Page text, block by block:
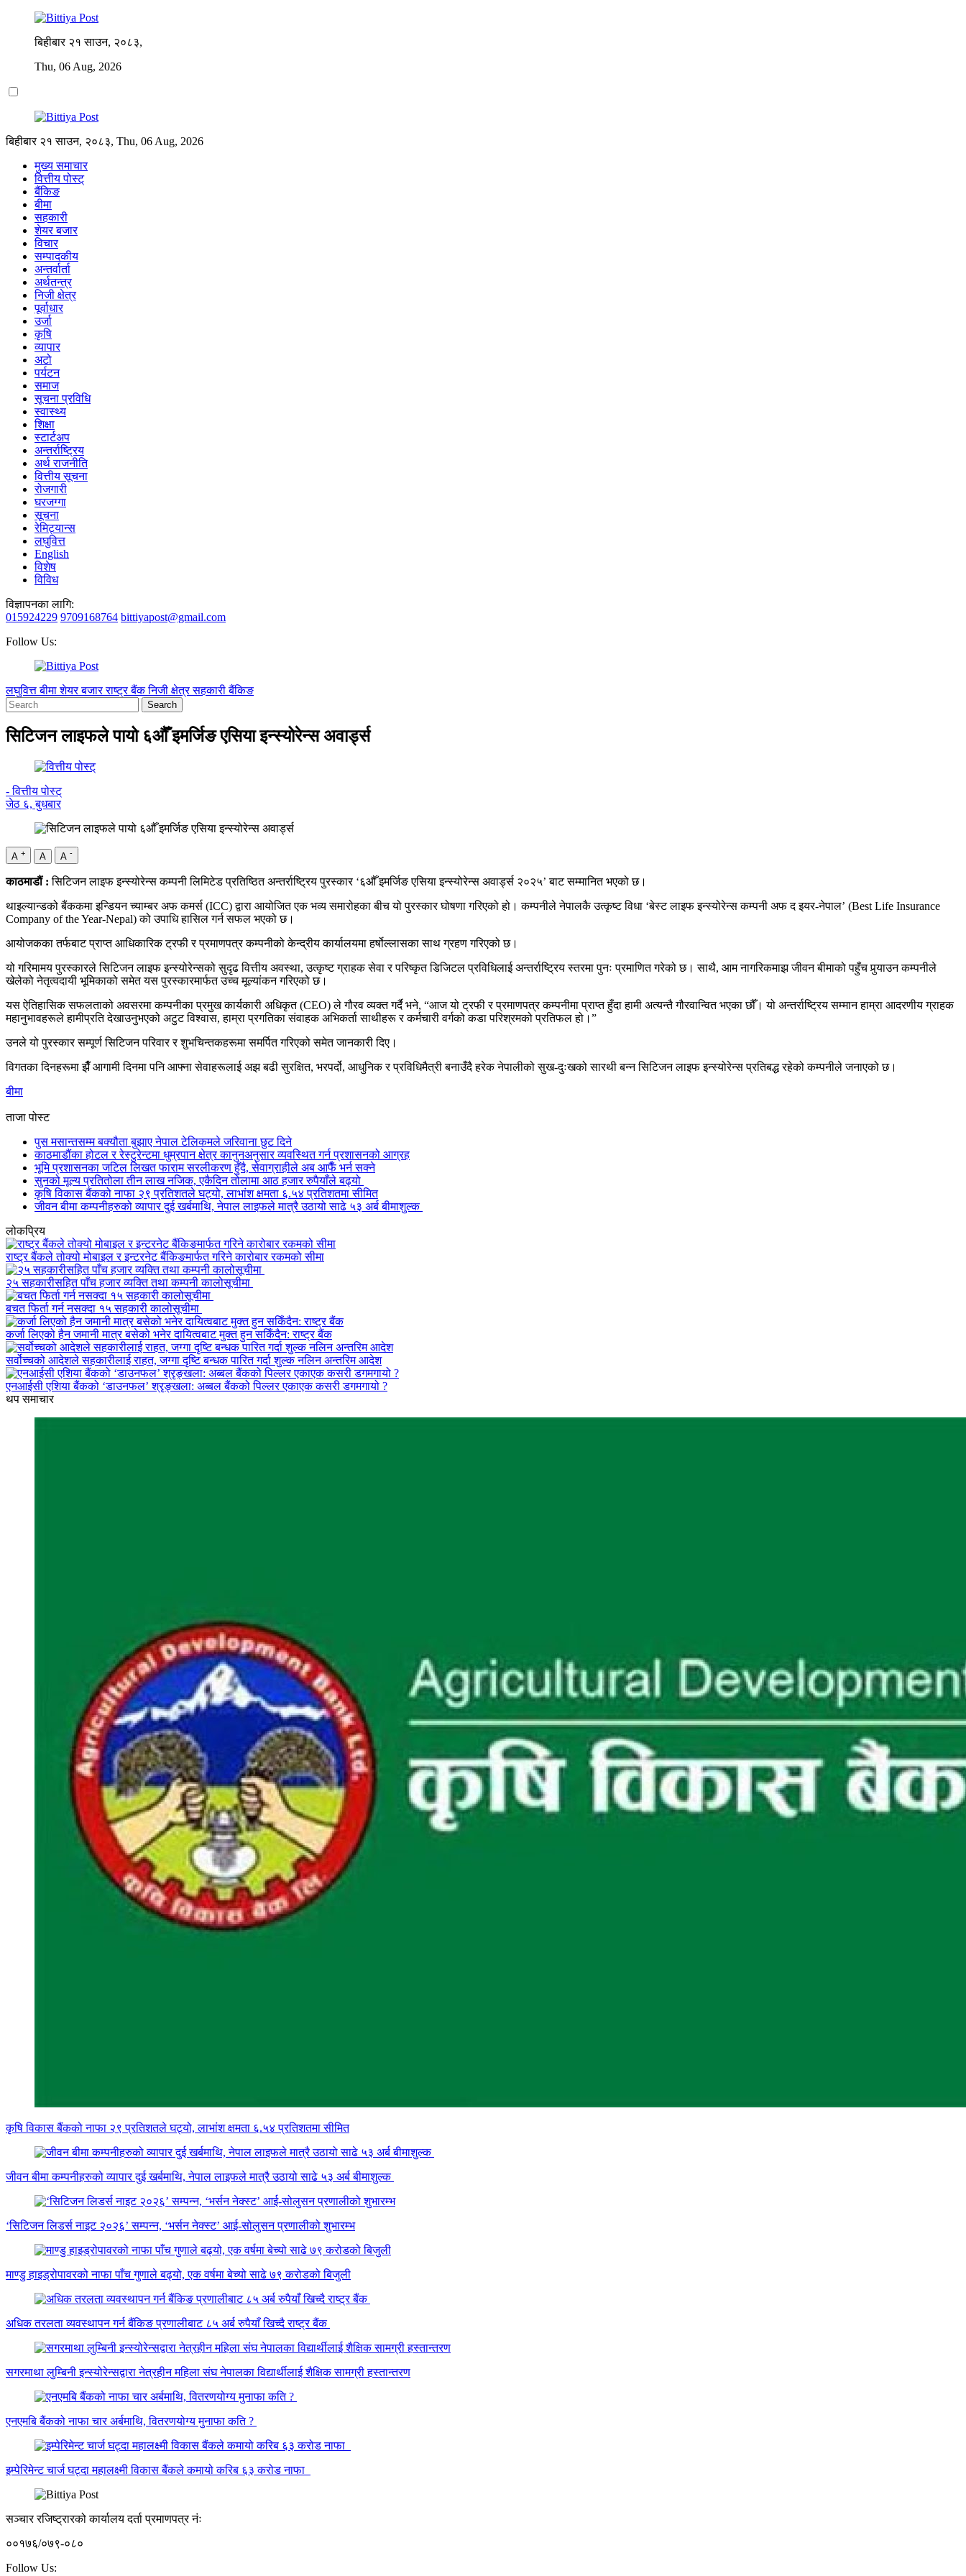
बिहीबार २१ साउन, २०८३,
Thu, 06 Aug, 2026
बिहीबार २१ साउन, २०८३, Thu, 06 Aug, 2026
मुख्य समाचार
वित्तीय पोस्ट्
बैंकिङ
बीमा
सहकारी
शेयर बजार
विचार
सम्पादकीय
अन्तर्वार्ता
अर्थतन्त्र
निजी क्षेत्र
पूर्वाधार
उर्जा
कृषि
व्यापार
अटो
पर्यटन
समाज
सूचना प्रविधि
स्वास्थ्य
शिक्षा
स्टार्टअप
अन्तर्राष्ट्रिय
अर्थ राजनीति
वित्तीय सूचना
रोजगारी
घरजग्गा
सूचना
रेमिट्यान्स
लघुवित्त
English
विशेष
विविध
विज्ञापनका लागि:
015924229 9709168764 bittiyapost@gmail.com
Follow Us:
लघुवित्तबीमाशेयर बजारराष्ट्र बैंकनिजी क्षेत्रसहकारीबैंकिङ
सिटिजन लाइफले पायो ६औँ इमर्जिङ एसिया इन्स्योरेन्स अवार्ड्स
- वित्तीय पोस्ट्
जेठ ६, बुधबार
A + A A -
काठमाडौं : सिटिजन लाइफ इन्स्योरेन्स कम्पनी लिमिटेड प्रतिष्ठित अन्तर्राष्ट्रिय पुरस्कार ‘६औँ इमर्जिङ एसिया इन्स्योरेन्स अवार्ड्स २०२५’ बाट सम्मानित भएको छ।
थाइल्यान्डको बैंककमा इन्डियन च्याम्बर अफ कमर्स (ICC) द्वारा आयोजित एक भव्य समारोहका बीच यो पुरस्कार घोषणा गरिएको हो। कम्पनीले नेपालकै उत्कृष्ट विधा ‘बेस्ट लाइफ इन्स्योरेन्स कम्पनी अफ द इयर-नेपाल’ (Best Life Insurance
Company of the Year-Nepal) को उपाधि हासिल गर्न सफल भएको छ।
आयोजकका तर्फबाट प्राप्त आधिकारिक ट्रफी र प्रमाणपत्र कम्पनीको केन्द्रीय कार्यालयमा हर्षोल्लासका साथ ग्रहण गरिएको छ।
यो गरिमामय पुरस्कारले सिटिजन लाइफ इन्स्योरेन्सको सुदृढ वित्तीय अवस्था, उत्कृष्ट ग्राहक सेवा र परिष्कृत डिजिटल प्रविधिलाई अन्तर्राष्ट्रिय स्तरमा पुनः प्रमाणित गरेको छ। साथै, आम नागरिकमाझ जीवन बीमाको पहुँच पुर्‍याउन कम्पनीले
खेलेको नेतृत्वदायी भूमिकाको समेत यस पुरस्कारमार्फत उच्च मूल्यांकन गरिएको छ।
यस ऐतिहासिक सफलताको अवसरमा कम्पनीका प्रमुख कार्यकारी अधिकृत (CEO) ले गौरव व्यक्त गर्दै भने, “आज यो ट्रफी र प्रमाणपत्र कम्पनीमा प्राप्त हुँदा हामी अत्यन्तै गौरवान्वित भएका छौँ। यो अन्तर्राष्ट्रिय सम्मान हाम्रा आदरणीय ग्राहक
महानुभावहरूले हामीप्रति देखाउनुभएको अटुट विश्वास, हाम्रा प्रगतिका संवाहक अभिकर्ता साथीहरू र कर्मचारी वर्गको कडा परिश्रमको प्रतिफल हो।”
उनले यो पुरस्कार सम्पूर्ण सिटिजन परिवार र शुभचिन्तकहरूमा समर्पित गरिएको समेत जानकारी दिए।
विगतका दिनहरूमा झैँ आगामी दिनमा पनि आफ्ना सेवाहरूलाई अझ बढी सुरक्षित, भरपर्दो, आधुनिक र प्रविधिमैत्री बनाउँदै हरेक नेपालीको सुख-दुःखको सारथी बन्न सिटिजन लाइफ इन्स्योरेन्स प्रतिबद्ध रहेको कम्पनीले जनाएको छ।
बीमा
ताजा पोस्ट
पुस मसान्तसम्म बक्यौता बुझाए नेपाल टेलिकमले जरिवाना छुट दिने
काठमाडौंका होटल र रेस्टुरेन्टमा धुम्रपान क्षेत्र कानुनअनुसार व्यवस्थित गर्न प्रशासनको आग्रह
भूमि प्रशासनका जटिल लिखत फाराम सरलीकरण हुँदै, सेवाग्राहीले अब आफैँ भर्न सक्ने
सुनको मूल्य प्रतितोला तीन लाख नजिक, एकैदिन तोलामा आठ हजार रुपैयाँले बढ्यो
कृषि विकास बैंकको नाफा २९ प्रतिशतले घट्यो, लाभांश क्षमता ६.५४ प्रतिशतमा सीमित
जीवन बीमा कम्पनीहरुको व्यापार दुई खर्बमाथि, नेपाल लाइफले मात्रै उठायो साढे ५३ अर्ब बीमाशुल्क
लोकप्रिय
राष्ट्र बैंकले तोक्यो मोबाइल र इन्टरनेट बैंकिङमार्फत गरिने कारोबार रकमको सीमा
२५ सहकारीसहित पाँच हजार व्यक्ति तथा कम्पनी कालोसूचीमा
बचत फिर्ता गर्न नसक्दा १५ सहकारी कालोसूचीमा
कर्जा लिएको हैन जमानी मात्र बसेको भनेर दायित्वबाट मुक्त हुन सकिँदैन: राष्ट्र बैंक
सर्वोच्चको आदेशले सहकारीलाई राहत, जग्गा दृष्टि बन्धक पारित गर्दा शुल्क नलिन अन्तरिम आदेश
एनआईसी एशिया बैंकको ‘डाउनफल’ श्रृङ्खला: अब्बल बैंकको पिल्लर एकाएक कसरी डगमगायो ?
थप समाचार
कृषि विकास बैंकको नाफा २९ प्रतिशतले घट्यो, लाभांश क्षमता ६.५४ प्रतिशतमा सीमित
जीवन बीमा कम्पनीहरुको व्यापार दुई खर्बमाथि, नेपाल लाइफले मात्रै उठायो साढे ५३ अर्ब बीमाशुल्क
‘सिटिजन लिडर्स नाइट २०२६’ सम्पन्न, ‘भर्सन नेक्स्ट’ आई-सोलुसन प्रणालीको शुभारम्भ
माण्डु हाइड्रोपावरको नाफा पाँच गुणाले बढ्यो, एक वर्षमा बेच्यो साढे ७९ करोडको बिजुली
अधिक तरलता व्यवस्थापन गर्न बैंकिङ प्रणालीबाट ८५ अर्ब रुपैयाँ खिच्दै राष्ट्र बैंक
सगरमाथा लुम्बिनी इन्स्योरेन्सद्वारा नेत्रहीन महिला संघ नेपालका विद्यार्थीलाई शैक्षिक सामग्री हस्तान्तरण
एनएमबि बैंकको नाफा चार अर्बमाथि, वितरणयोग्य मुनाफा कति ?
इम्पेरिमेन्ट चार्ज घट्दा महालक्ष्मी विकास बैंकले कमायो करिब ६३ करोड नाफा
सञ्चार रजिष्ट्रारको कार्यालय दर्ता प्रमाणपत्र नंः
००१७६/०७९-०८०
Follow Us: